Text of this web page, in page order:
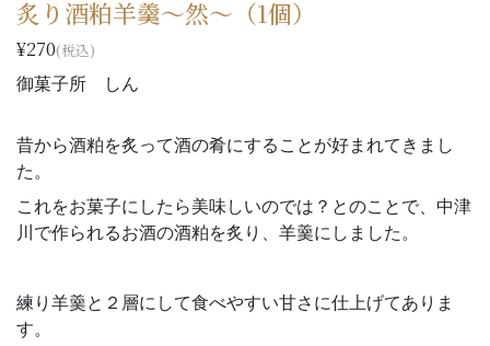
炙り酒粕羊羹～然～（1個）
¥270(税込)
御菓子所 しん
昔から酒粕を炙って酒の肴にすることが好まれてきまし
た。
これをお菓子にしたら美味しいのでは？とのことで、中津
川で作られるお酒の酒粕を炙り、羊羹にしました。
練り羊羹と２層にして食べやすい甘さに仕上げてありま
す。